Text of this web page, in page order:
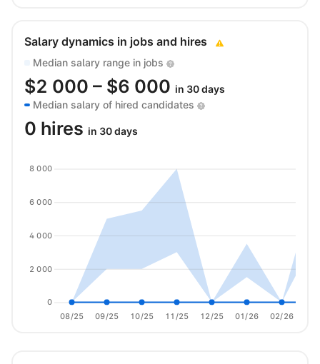
Salary dynamics in jobs and hires
Median salary range in jobs
$2 000 – $6 000 in 30 days
Median salary of hired candidates
0 hires in 30 days
08/25 09/25 10/25 11/25 12/25 01/26 02/26
0
2 000
4 000
6 000
8 000